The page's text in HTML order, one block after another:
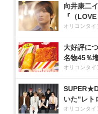
向井康二
『（
オリコンタイ
大好評に
名物45％
オリコンタイ
いた”レト
オリコンタイ